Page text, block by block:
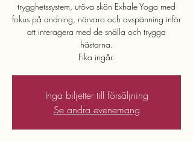
trygghetssystem, utöva skön Exhale Yoga med
fokus på andning, närvaro och avspänning inför
att interagera med de snälla och trygga
hästarna.
Fika ingår.
Inga biljetter till försäljning
Se andra evenemang